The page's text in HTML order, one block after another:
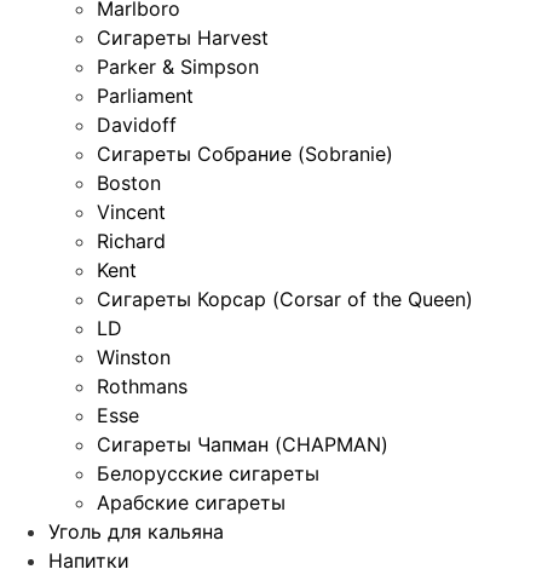
Marlboro
Сигареты Harvest
Parker & Simpson
Parliament
Davidoff
Сигареты Собрание (Sobranie)
Boston
Vincent
Richard
Kent
Сигареты Корсар (Corsar of the Queen)
LD
Winston
Rothmans
Esse
Сигареты Чапман (CHAPMAN)
Белорусские сигареты
Арабские сигареты
Уголь для кальяна
Напитки